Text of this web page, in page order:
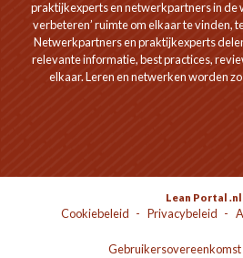
praktijkexperts en netwerkpartners in de
verbeteren’ ruimte om elkaar te vinden,
Netwerkpartners en praktijkexperts
relevante informatie, best practices,
elkaar. Leren en netwerken worden
Lean Portal .nl
Cookiebeleid Privacybeleid
Gebruikersovereenkomst